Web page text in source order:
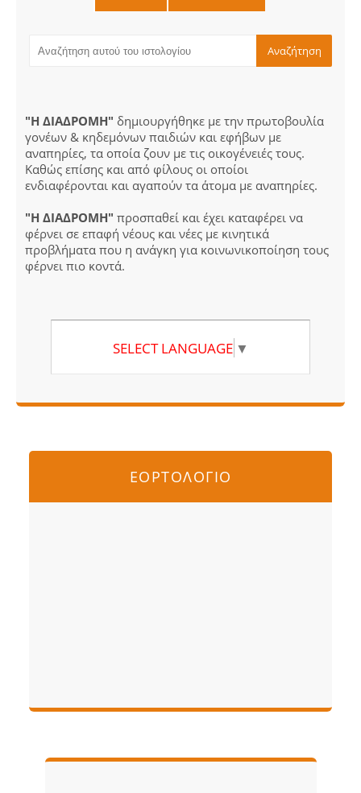
"Η ΔΙΑΔΡΟΜΗ" δημιουργήθηκε με την πρωτοβουλία
γονέων & κηδεμόνων παιδιών και εφήβων με
αναπηρίες, τα οποία ζουν με τις οικογένειές τους.
Καθώς επίσης και από φίλους οι οποίοι
ενδιαφέρονται και αγαπούν τα άτομα με αναπηρίες.
"Η ΔΙΑΔΡΟΜΗ" προσπαθεί και έχει καταφέρει να
φέρνει σε επαφή νέους και νέες με κινητικά
προβλήματα που η ανάγκη για κοινωνικοποίηση τους
φέρνει πιο κοντά.
SELECT LANGUAGE ▼
ΕΟΡΤΟΛΟΓΙΟ